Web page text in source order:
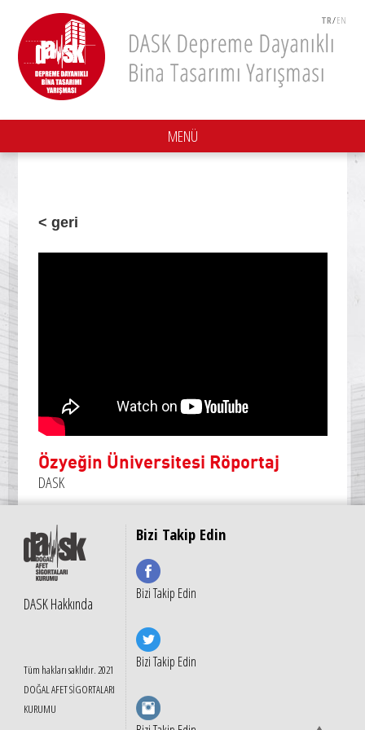
TR/EN
MENÜ
< geri
Özyeğin Üniversitesi Röportaj
DASK
DASK Hakkında
Tüm hakları saklıdır. 2021
DOĞAL AFET SİGORTALARI
KURUMU
Bizi Takip Edin
Bizi Takip Edin
Bizi Takip Edin